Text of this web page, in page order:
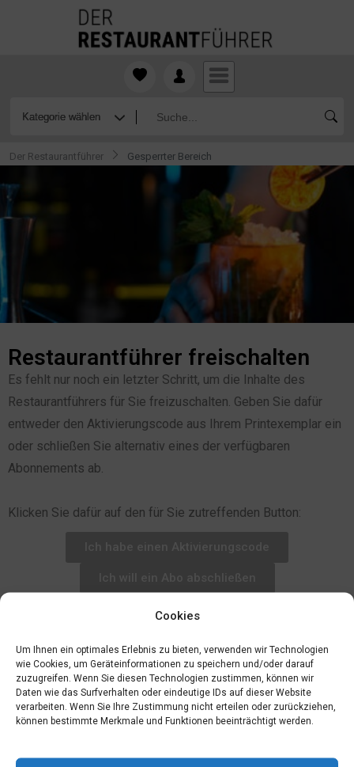
Cookies
Um Ihnen ein optimales Erlebnis zu bieten, verwenden wir Technologien
wie Cookies, um Geräteinformationen zu speichern und/oder darauf
zuzugreifen. Wenn Sie diesen Technologien zustimmen, können wir
Daten wie das Surfverhalten oder eindeutige IDs auf dieser Website
verarbeiten. Wenn Sie Ihre Zustimmung nicht erteilen oder zurückziehen,
können bestimmte Merkmale und Funktionen beeinträchtigt werden.
Der Restaurantführer Gesperrter Bereich
Restaurantführer freischalten
Es fehlt nur noch ein letzter Schritt, um die Inhalte des
Restaurantführers für Sie freizuschalten. Geben Sie dafür
entweder den Aktivierungscode aus Ihrem Printexemplar ein
oder schließen Sie alternativ eines der verfügbaren
Abonnements ab.
Klicken Sie dafür auf den für Sie zutreffenden Button: